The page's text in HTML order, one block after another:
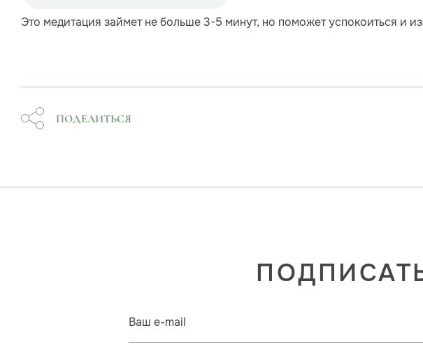
Это медитация займет не больше 3-5 минут, но поможет успокоиться и
ПОДЕЛИТЬСЯ
Ваш e-mail